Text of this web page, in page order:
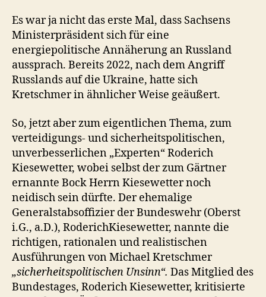
Es war ja nicht das erste Mal, dass Sachsens
Ministerpräsident sich für eine
energiepolitische Annäherung an Russland
aussprach. Bereits 2022, nach dem Angriff
Russlands auf die Ukraine, hatte sich
Kretschmer in ähnlicher Weise geäußert.
So, jetzt aber zum eigentlichen Thema, zum
verteidigungs- und sicherheitspolitischen,
unverbesserlichen „Experten“ Roderich
Kiesewetter, wobei selbst der zum Gärtner
ernannte Bock Herrn Kiesewetter noch
neidisch sein dürfte. Der ehemalige
Generalstabsoffizier der Bundeswehr (Oberst
i.G., a.D.), RoderichKiesewetter, nannte die
richtigen, rationalen und realistischen
Ausführungen von Michael Kretschmer
„sicherheitspolitischen Unsinn“. Das Mitglied des
Bundestages, Roderich Kiesewetter, kritisierte